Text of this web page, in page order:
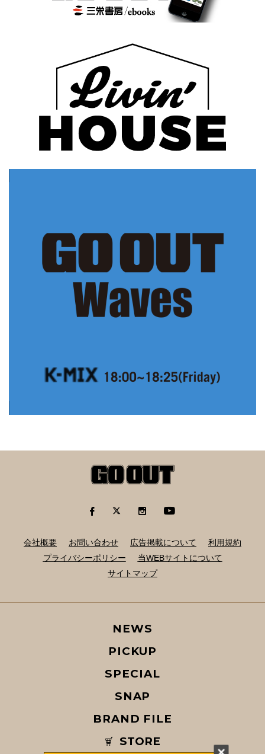
会社概要 お問い合わせ 広告掲載について
利用規約
プライバシーポリシー
当WEBサイトについて
サイトマップ
NEWS
PICKUP
SPECIAL
SNAP
BRAND FILE
STORE